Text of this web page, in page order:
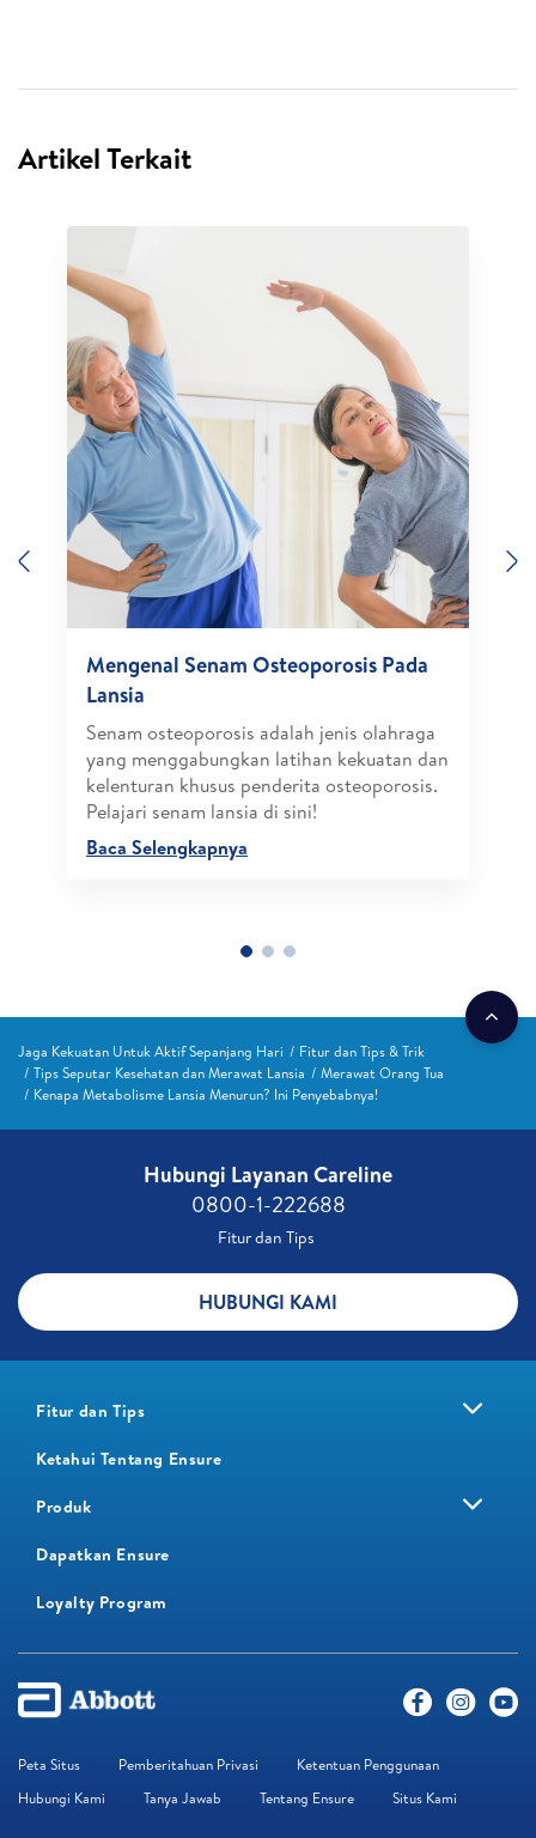
Artikel Terkait
Previous
Mengenal Senam Osteoporosis Pada
Lansia
Senam osteoporosis adalah jenis olahraga
yang menggabungkan latihan kekuatan dan
kelenturan khusus penderita osteoporosis.
Pelajari senam lansia di sini!
Baca Selengkapnya
Jaga Kekuatan Untuk Aktif Sepanjang Hari
Fitur dan Tips & Trik
Tips Seputar Kesehatan dan Merawat Lansia
Merawat Orang Tua
Kenapa Metabolisme Lansia Menurun? Ini Penyebabnya!
Hubungi Layanan Careline​
0800-1-222688​
Fitur dan Tips ​
HUBUNGI KAMI
Fitur dan Tips
Ketahui Tentang Ensure
Produk
Dapatkan Ensure
Loyalty Program​
Peta Situs Pemberitahuan Privasi
Ketentuan Penggunaan
Hubungi Kami
Tanya Jawab Tentang Ensure Situs Kami